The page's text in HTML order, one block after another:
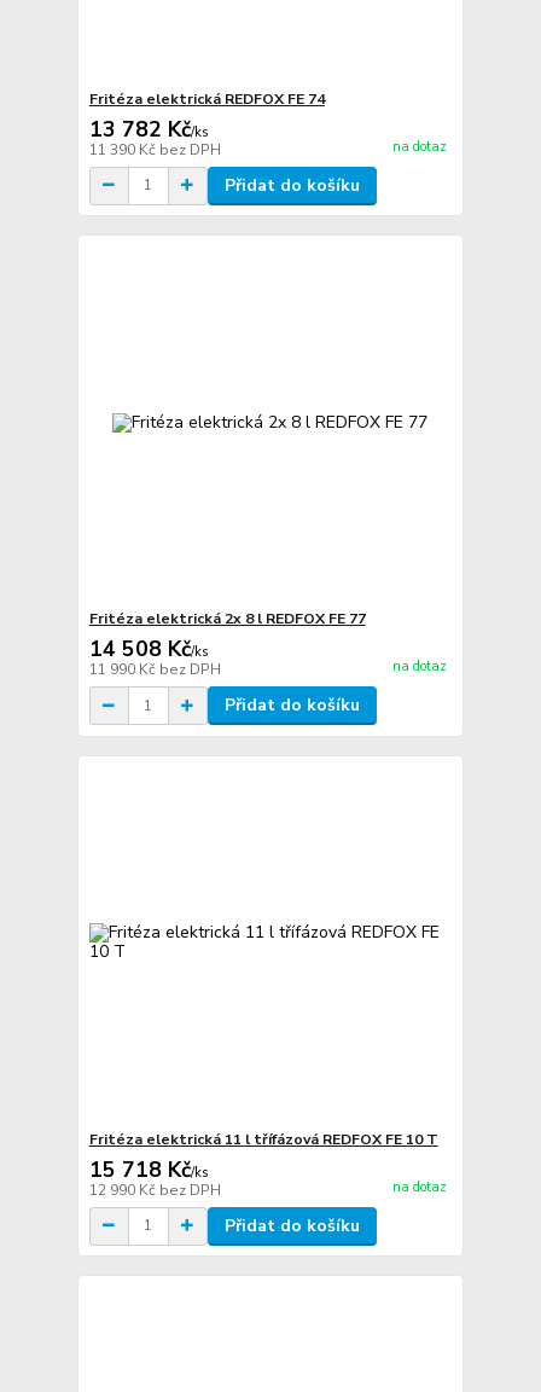
Fritéza elektrická REDFOX FE 74
13 782 Kč/ks
11 390 Kč bez DPH na dotaz
Přidat do košíku
Fritéza elektrická 2x 8 l REDFOX FE 77
14 508 Kč/ks
11 990 Kč bez DPH na dotaz
Přidat do košíku
Fritéza elektrická 11 l třífázová REDFOX FE 10 T
15 718 Kč/ks
12 990 Kč bez DPH na dotaz
Přidat do košíku